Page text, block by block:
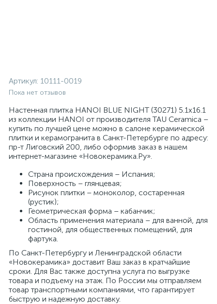
Артикул: 10111-0019
Пока нет отзывов
Настенная плитка HANOI BLUE NIGHT (30271) 5.1x16.1
из коллекции HANOI от производителя TAU Ceramica –
купить по лучшей цене можно в салоне керамической
плитки и керамогранита в Санкт-Петербурге по адресу:
пр-т Лиговский 200, либо оформив заказ в нашем
интернет-магазине «Новокерамика.Ру».
Страна происхождения – Испания;
Поверхность – глянцевая;
Рисунок плитки – моноколор, состаренная
(рустик);
Геометрическая форма – кабанчик;
Область применения материала – для ванной, для
гостиной, для общественных помещений, для
фартука.
По Санкт-Петербургу и Ленинградской области
«Новокерамика» доставит Ваш заказ в кратчайшие
сроки. Для Вас также доступна услуга по выгрузке
товара и подъему на этаж. По России мы отправляем
товар транспортными компаниями, что гарантирует
быструю и надежную доставку.